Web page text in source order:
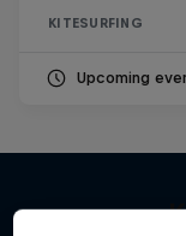
KITESURFING
Upcoming